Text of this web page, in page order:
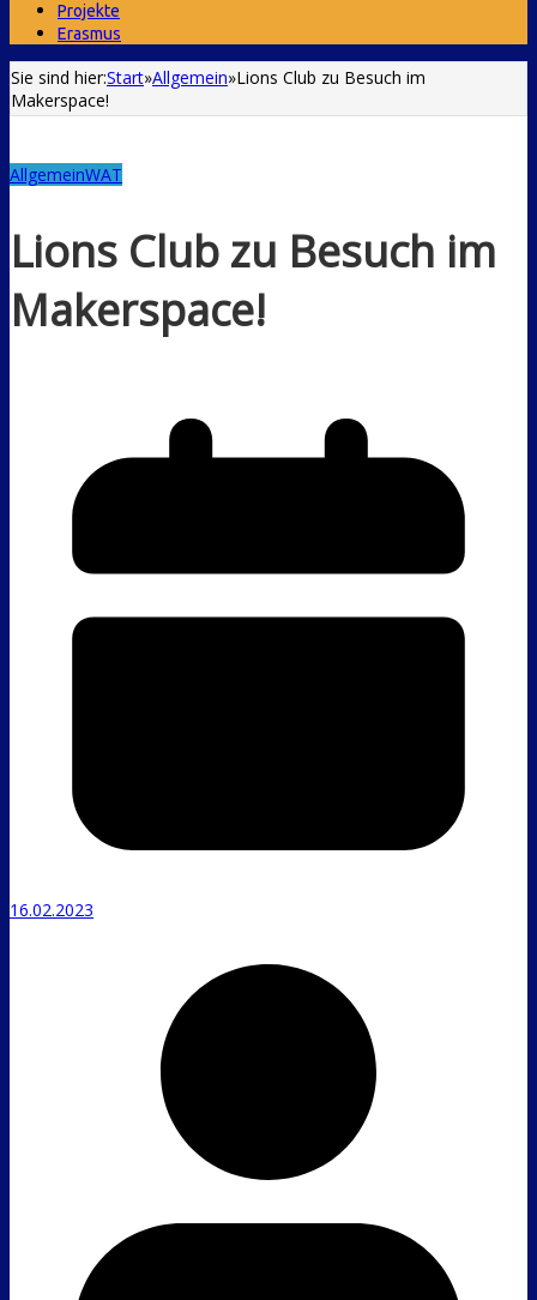
Projekte
Erasmus
Sie sind hier:Start»Allgemein»Lions Club zu Besuch im
Makerspace!
AllgemeinWAT
Lions Club zu Besuch im
Makerspace!
16.02.2023